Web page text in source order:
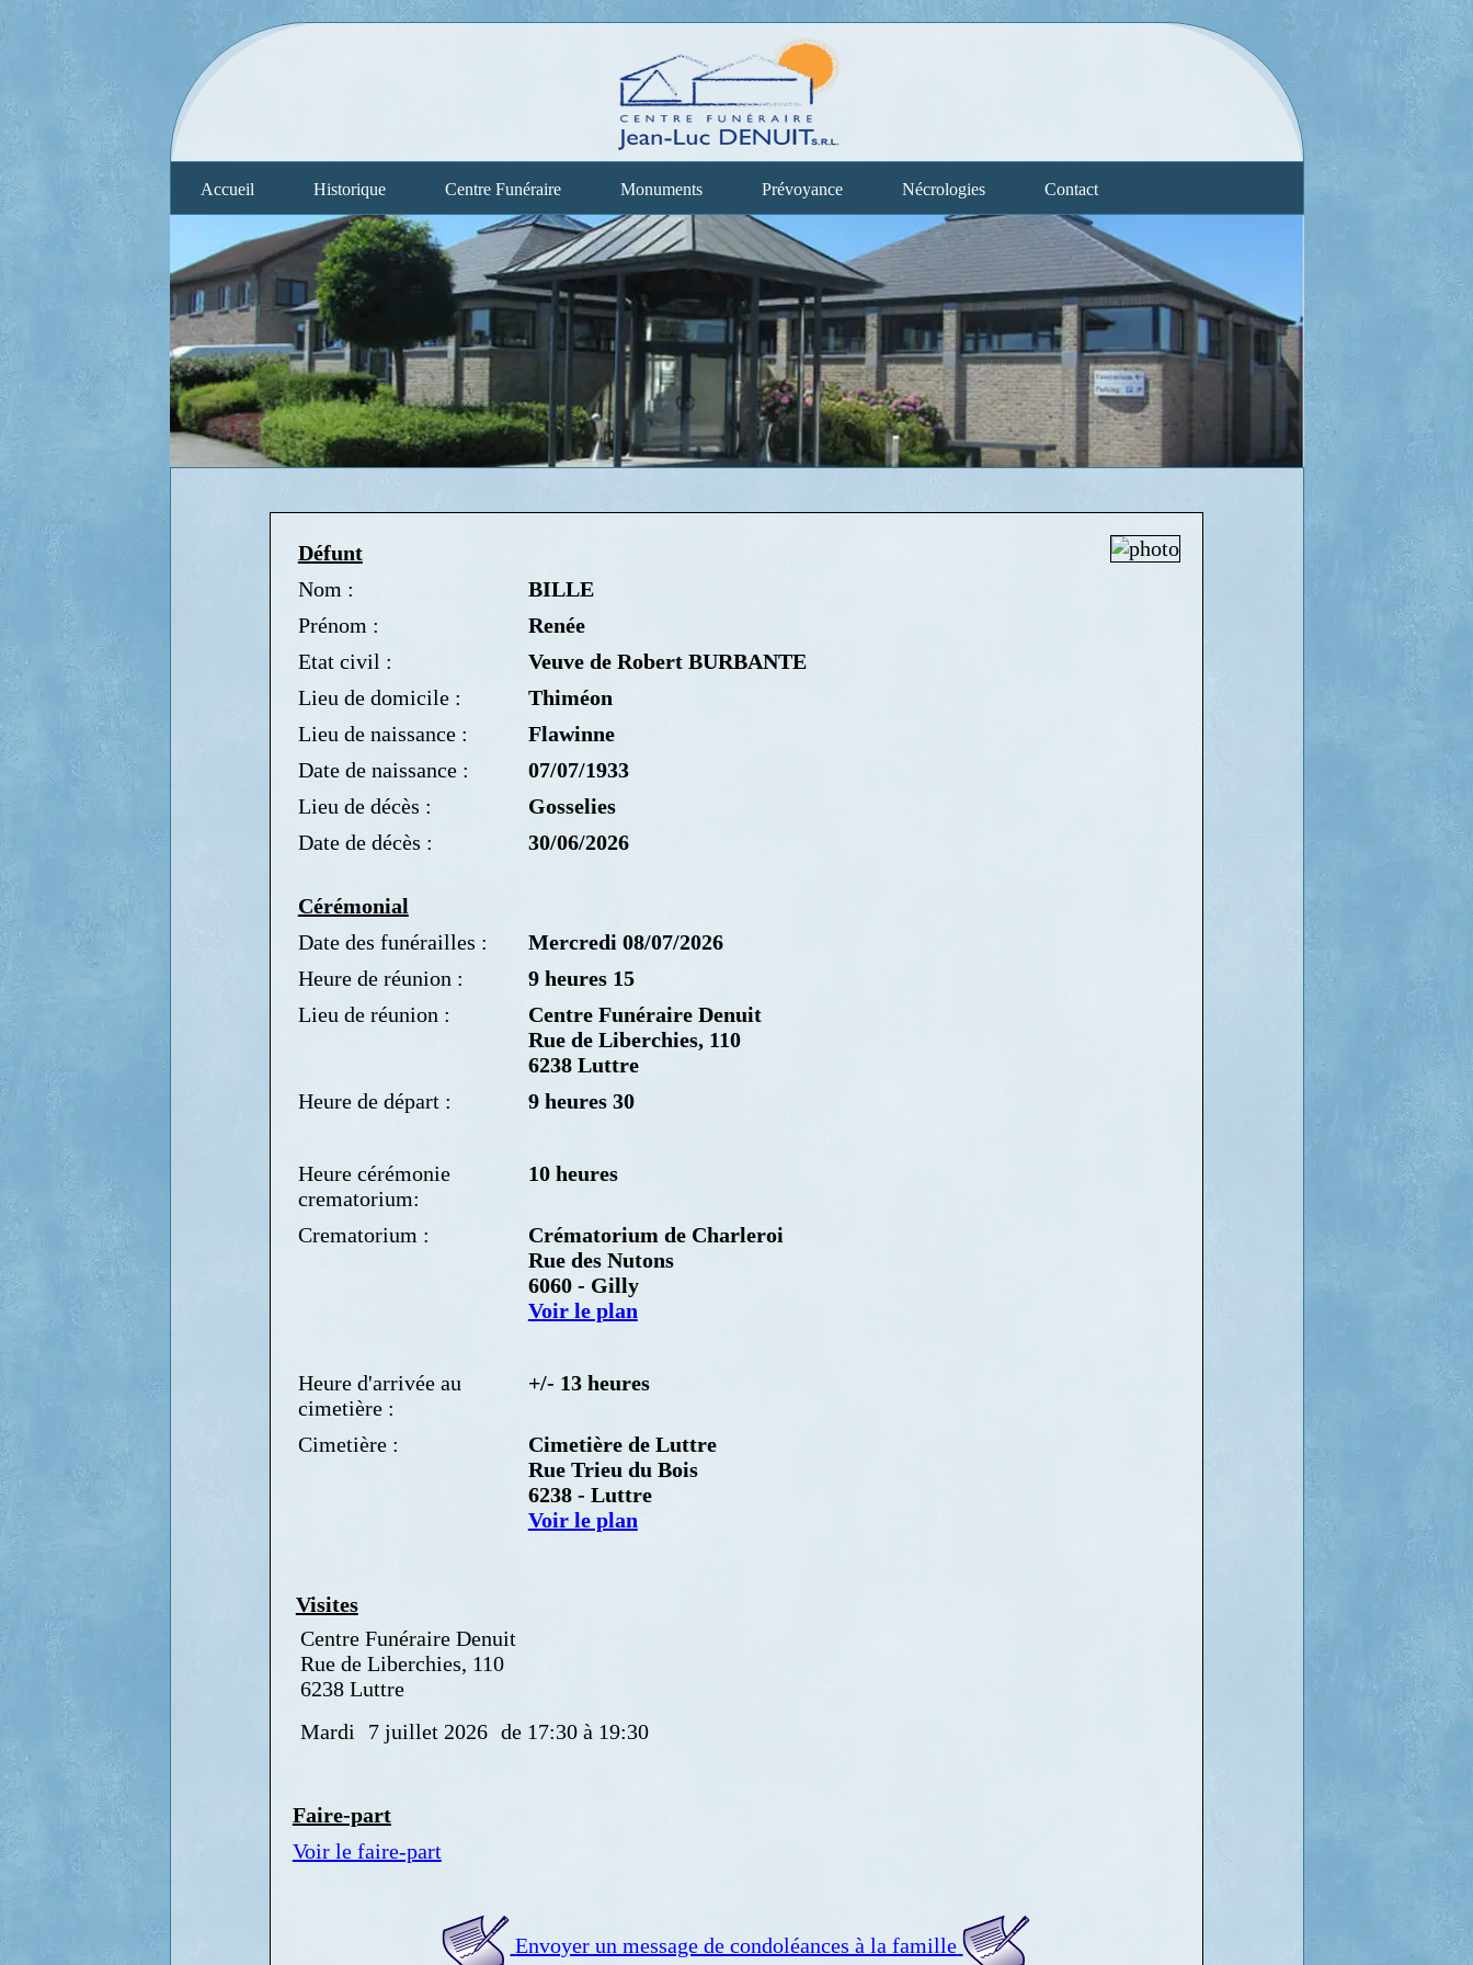
Accueil Historique Centre Funéraire Monuments Prévoyance Nécrologies Contact
Défunt
Nom :
BILLE
Prénom :
Renée
Etat civil :
Veuve de Robert BURBANTE
Lieu de domicile :
Thiméon
Lieu de naissance :
Flawinne
Date de naissance :
07/07/1933
Lieu de décès :
Gosselies
Date de décès :
30/06/2026
Cérémonial
Date des funérailles :
Mercredi 08/07/2026
Heure de réunion :
9 heures 15
Lieu de réunion :
Centre Funéraire Denuit
Rue de Liberchies, 110
6238 Luttre
Heure de départ :
9 heures 30
Heure cérémonie
crematorium:
10 heures
Crematorium :
Crématorium de Charleroi
Rue des Nutons
6060 - Gilly
Voir le plan
Heure d'arrivée au
cimetière :
+/- 13 heures
Cimetière :
Cimetière de Luttre
Rue Trieu du Bois
6238 - Luttre
Voir le plan
Visites
Centre Funéraire Denuit
Rue de Liberchies, 110
6238 Luttre
Mardi
7 juillet 2026 de 17:30 à 19:30
Faire-part
Voir le faire-part
Envoyer un message de condoléances à la famille